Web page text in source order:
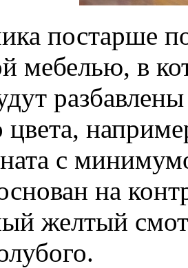
постарше
мебелью, в
цвета,
с
на
желтый